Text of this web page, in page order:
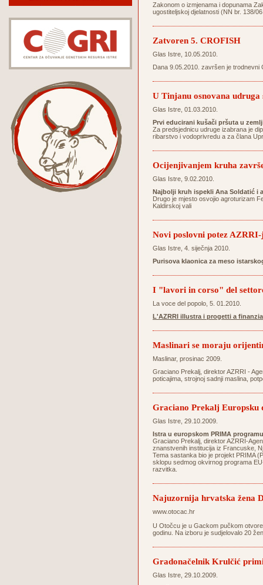
Zakonom o izmjenama i dopunama
ugostiteljskoj djelatnosti (NN br. 138/
Zatvoren 5. CROFISH
Glas Istre, 10.05.2010.
Dana 9.05.2010. završen je trodnevni
U Tinjanu osnovana
Glas Istre, 01.03.2010.
Prvi educirani kušači pršuta u
Za predsjednicu udruge izabrana je
ribarstvo i vodoprivredu a za člana
Ocijenjivanjem kruha
Glas Istre, 9.02.2010.
Najbolji kruh ispekli Ana Soldatić i
Drugo je mjesto osvojio agroturizam
Kaldirskoj vali
Novi poslovni potez
Glas Istre, 4. siječnja 2010.
Purisova klaonica za meso
I "lavori in corso" del
La voce del popolo, 5. 01.2010.
L'AZRRI illustra i progetti a
Maslinari se moraju
Maslinar, prosinac 2009.
Graciano Prekalj, direktor AZRRI -
poticajima, strojnoj sadnji maslina,
Graciano Prekalj Europsku
Glas Istre, 29.10.2009.
Istra u europskom PRIMA programu
Graciano Prekalj, direktor AZRRI-
znanstvenih institucija iz Francuske,
Tema sastanka bio je projekt PRIMA
sklopu sedmog okvirnog programa
razvitka.
Najuzornija hrvatska žena
www.otocac.hr
U Otočcu je u Gackom pučkom
godinu. Na izboru je sudjelovalo 20
Gradonačelnik Krulčić
Glas Istre, 29.10.2009.